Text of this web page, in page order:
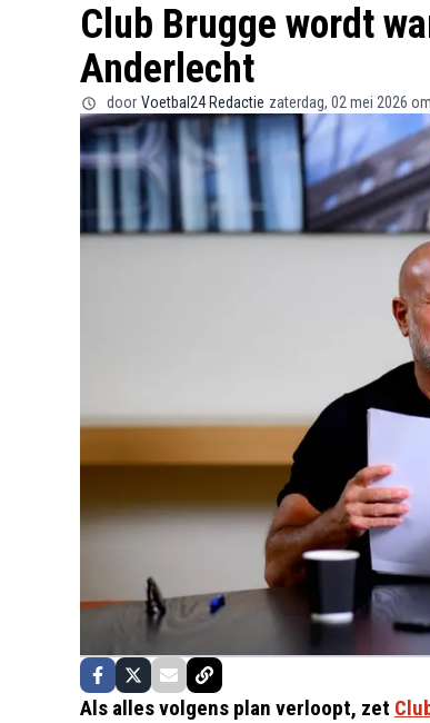
Club Brugge wordt
Anderlecht
door Voetbal24 Redactie zaterdag, 02 mei 2026
Als alles volgens plan verloopt, zet